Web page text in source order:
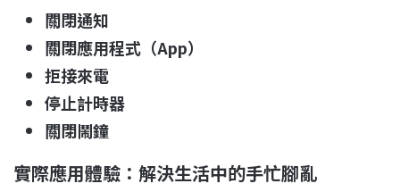
關閉通知
關閉應用程式（App）
拒接來電
停止計時器
關閉鬧鐘
實際應用體驗：解決生活中的手忙腳亂